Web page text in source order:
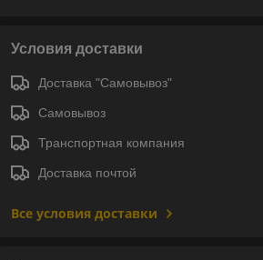
Условия доставки
Доставка "Самовывоз"
Самовывоз
Транспортная компания
Доставка почтой
Все условия доставки